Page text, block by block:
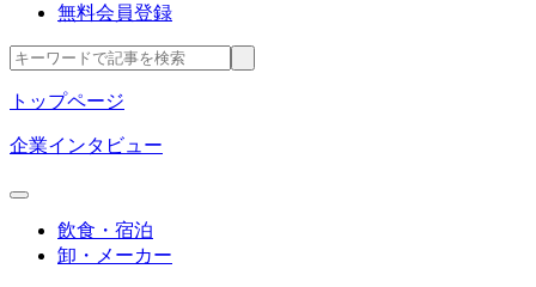
無料会員登録
トップページ
企業インタビュー
飲食・宿泊
卸・メーカー